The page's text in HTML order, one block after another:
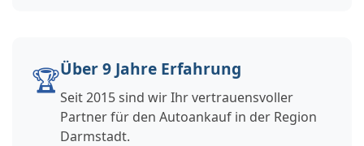
🏆Über 9 Jahre Erfahrung
Seit 2015 sind wir Ihr vertrauensvoller
Partner für den Autoankauf in der Region
Darmstadt.